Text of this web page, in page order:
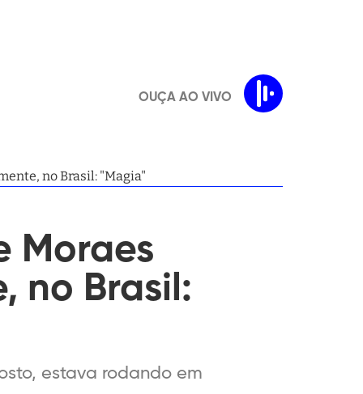
OUÇA AO VIVO
no Brasil: "Magia"
Moraes
no Brasil:
estava rodando em